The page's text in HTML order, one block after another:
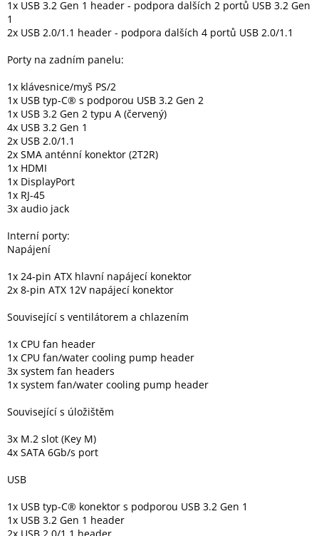
1x USB 3.2 Gen 1 header - podpora dalších 2 portů USB 3.2 Gen
1
2x USB 2.0/1.1 header - podpora dalších 4 portů USB 2.0/1.1
Porty na zadním panelu:
1x klávesnice/myš PS/2
1x USB typ-C® s podporou USB 3.2 Gen 2
1x USB 3.2 Gen 2 typu A (červený)
4x USB 3.2 Gen 1
2x USB 2.0/1.1
2x SMA anténní konektor (2T2R)
1x HDMI
1x DisplayPort
1x RJ-45
3x audio jack
Interní porty:
Napájení
1x 24-pin ATX hlavní napájecí konektor
2x 8-pin ATX 12V napájecí konektor
Související s ventilátorem a chlazením
1x CPU fan header
1x CPU fan/water cooling pump header
3x system fan headers
1x system fan/water cooling pump header
Související s úložištěm
3x M.2 slot (Key M)
4x SATA 6Gb/s port
USB
1x USB typ-C® konektor s podporou USB 3.2 Gen 1
1x USB 3.2 Gen 1 header